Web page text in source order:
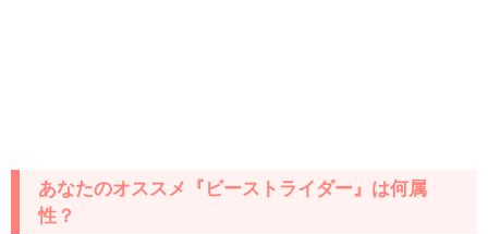
あなたのオススメ『ビーストライダー』は何属
性？